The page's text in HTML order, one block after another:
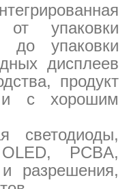
от упаковки
до упаковки
дисплеев
продукт
и с хорошим
светодиоды,
PCBA,
разрешения,